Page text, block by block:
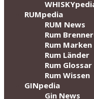
RUMpedia
RUM News
Rum
Rum Marken
Rum Länder
Rum Glossar
Rum Wissen
GINpedia
Gin News